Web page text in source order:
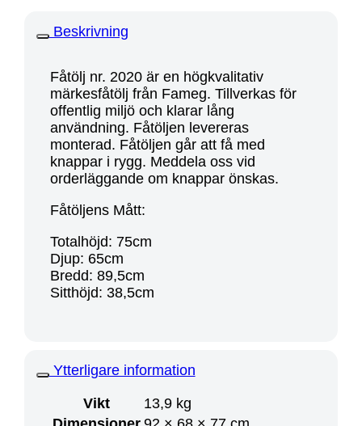
Beskrivning
Fåtölj nr. 2020 är en högkvalitativ
märkesfåtölj från Fameg. Tillverkas för
offentlig miljö och klarar lång
användning. Fåtöljen levereras
monterad. Fåtöljen går att få med
knappar i rygg. Meddela oss vid
orderläggande om knappar önskas.
Fåtöljens Mått:
Totalhöjd: 75cm
Djup: 65cm
Bredd: 89,5cm
Sitthöjd: 38,5cm
Ytterligare information
Vikt
13,9 kg